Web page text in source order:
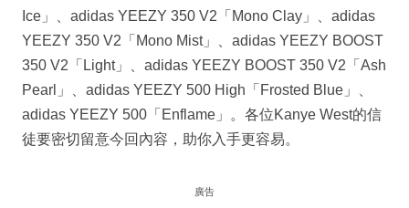
Ice」、adidas YEEZY 350 V2「Mono Clay」、adidas
YEEZY 350 V2「Mono Mist」、adidas YEEZY BOOST
350 V2「Light」、adidas YEEZY BOOST 350 V2「Ash
Pearl」、adidas YEEZY 500 High「Frosted Blue」、
adidas YEEZY 500「Enflame」。各位Kanye West的信
徒要密切留意今回內容，助你入手更容易。
廣告